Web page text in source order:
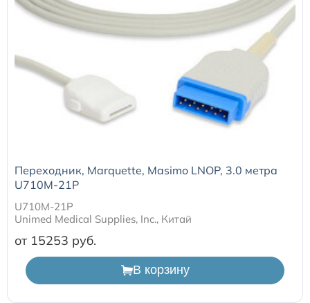
Переходник, Marquette, Masimo LNOP, 3.0 метра
U710M-21P
U710M-21P
Unimed Medical Supplies, Inc., Китай
от 15253
В корзину